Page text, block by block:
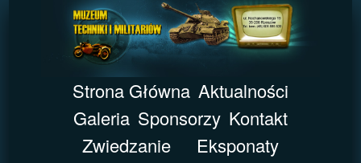
Strona Główna Aktualności
Galeria Sponsorzy Kontakt
Zwiedzanie
Eksponaty